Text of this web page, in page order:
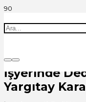
İşyerinde
Yargıtay